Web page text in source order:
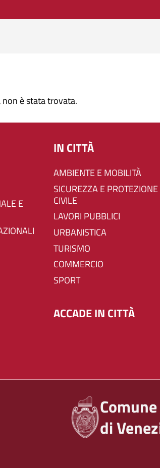
è stata trovata.
IN CITTÀ
AMBIENTE E MOBILITÀ
SICUREZZA E PROTEZIONE
CIVILE
LAVORI PUBBLICI
URBANISTICA
TURISMO
COMMERCIO
SPORT
ACCADE IN CITTÀ
Comune
di